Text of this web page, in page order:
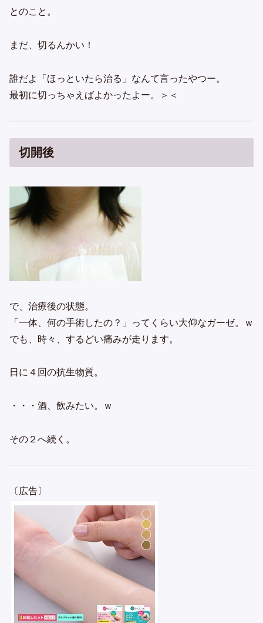
とのこと。
まだ、切るんかい！
誰だよ「ほっといたら治る」なんて言ったやつー。
最初に切っちゃえばよかったよー。＞＜
切開後
で、治療後の状態。
「一体、何の手術したの？」ってくらい大仰なガーゼ。ｗ
でも、時々、するどい痛みが走ります。
日に４回の抗生物質。
・・・酒、飲みたい。ｗ
その２へ続く。
〔広告〕